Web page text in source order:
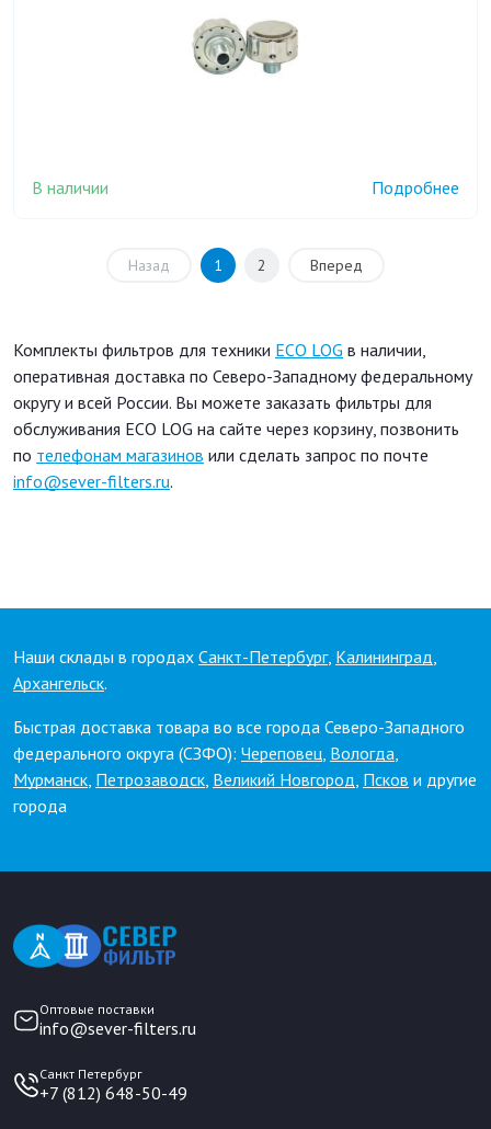
В наличии Подробнее
Назад 1 2 Вперед
Комплекты фильтров для техники ECO LOG в наличии,
оперативная доставка по Северо-Западному федеральному
округу и всей России. Вы можете заказать фильтры для
обслуживания ECO LOG на сайте через корзину, позвонить
по телефонам магазинов или сделать запрос по почте
info@sever-filters.ru.
Наши склады в городах Санкт-Петербург, Калининград,
Архангельск.
Быстрая доставка товара во все города Северо-Западного
федерального округа (СЗФО): Череповец, Вологда,
Мурманск, Петрозаводск, Великий Новгород, Псков и другие
города
Оптовые поставки
info@sever-filters.ru
Санкт Петербург
+7 (812) 648-50-49